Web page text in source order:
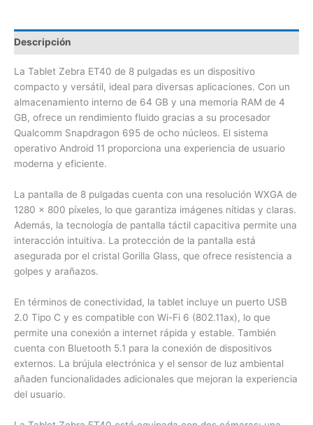
Descripción
La Tablet Zebra ET40 de 8 pulgadas es un dispositivo
compacto y versátil, ideal para diversas aplicaciones. Con un
almacenamiento interno de 64 GB y una memoria RAM de 4
GB, ofrece un rendimiento fluido gracias a su procesador
Qualcomm Snapdragon 695 de ocho núcleos. El sistema
operativo Android 11 proporciona una experiencia de usuario
moderna y eficiente.
La pantalla de 8 pulgadas cuenta con una resolución WXGA de
1280 x 800 píxeles, lo que garantiza imágenes nítidas y claras.
Además, la tecnología de pantalla táctil capacitiva permite una
interacción intuitiva. La protección de la pantalla está
asegurada por el cristal Gorilla Glass, que ofrece resistencia a
golpes y arañazos.
En términos de conectividad, la tablet incluye un puerto USB
2.0 Tipo C y es compatible con Wi-Fi 6 (802.11ax), lo que
permite una conexión a internet rápida y estable. También
cuenta con Bluetooth 5.1 para la conexión de dispositivos
externos. La brújula electrónica y el sensor de luz ambiental
añaden funcionalidades adicionales que mejoran la experiencia
del usuario.